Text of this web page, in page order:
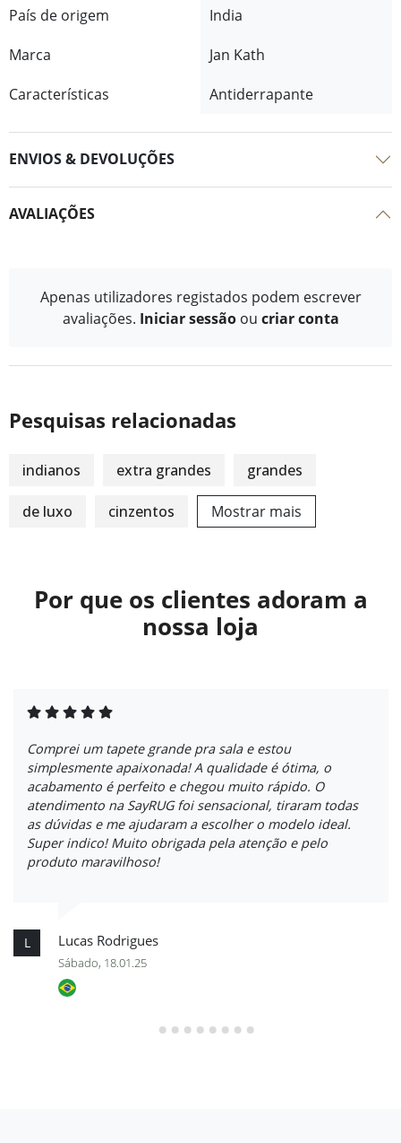
País de origem
India
Marca
Jan Kath
Características
Antiderrapante
ENVIOS & DEVOLUÇÕES
AVALIAÇÕES
Apenas utilizadores registados podem escrever
avaliações. Iniciar sessão ou criar conta
Pesquisas relacionadas
indianos extra grandes grandes
de luxo cinzentos Mostrar mais
Por que os clientes adoram a
nossa loja
Comprei um tapete grande pra sala e estou
simplesmente apaixonada! A qualidade é ótima, o
acabamento é perfeito e chegou muito rápido. O
atendimento na SayRUG foi sensacional, tiraram todas
as dúvidas e me ajudaram a escolher o modelo ideal.
Super indico! Muito obrigada pela atenção e pelo
produto maravilhoso!
L Lucas Rodrigues
Sábado, 18.01.25